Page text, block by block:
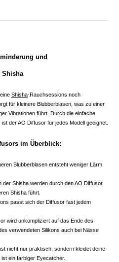
und
Shisha
Shisha-Rauchsessions noch
für kleinere Blubberblasen, was zu einer
Vibrationen führt. Durch die einfache
der AO Diffusor für jedes Modell geeignet.
im Überblick:
Blubberblasen entsteht weniger Lärm
der Shisha werden durch den AO Diffusor
Shisha führt.
passt sich der Diffusor fast jedem
wird unkompliziert auf das Ende des
verwendeten Silikons auch bei Nässe
nicht nur praktisch, sondern kleidet deine
ein farbiger Eyecatcher.